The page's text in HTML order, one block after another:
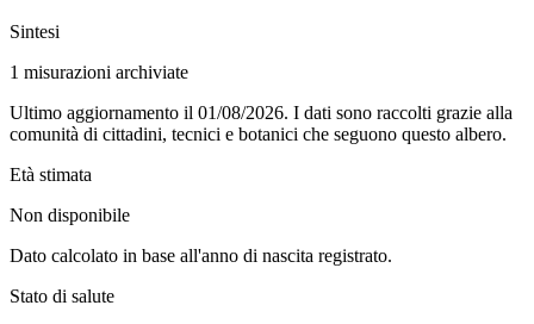
Sintesi
1 misurazioni archiviate
Ultimo aggiornamento il 01/08/2026. I dati sono raccolti grazie alla
comunità di cittadini, tecnici e botanici che seguono questo albero.
Età stimata
Non disponibile
Dato calcolato in base all'anno di nascita registrato.
Stato di salute